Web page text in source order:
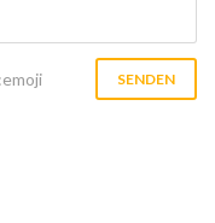
:emoji